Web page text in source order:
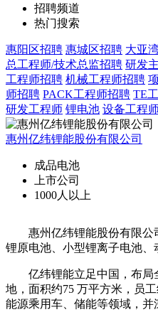
招聘频道
热门搜索
惠阳区招聘 惠城区招聘 大亚
总工程师/技术总监招聘 研发
工程师招聘 机械工程师招聘
师招聘 PACK工程师招聘 TE
研发工程师 锂电池 设备工程
惠州亿纬锂能股份有限公司
成品电池
上市公司
1000人以上
惠州亿纬锂能股份有限公司
锂原电池、小型锂离子电池、
亿纬锂能立足中国，布局全
地，面积约75 万平方米，员
能源乘用车、储能等领域，并